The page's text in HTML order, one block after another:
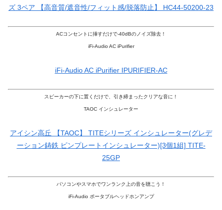
ズ 3ペア 【高音質/遮音性/フィット感/脱落防止】 HC44-50200-23
ACコンセントに挿すだけで-40dBのノイズ除去！
iFi-Audio AC iPurifier
iFi-Audio AC iPurifier IPURIFIER-AC
スピーカーの下に置くだけで、引き締まったクリアな音に！
TAOC インシュレーター
アイシン高丘 【TAOC】 TITEシリーズ インシュレーター(グレデ
ーション鋳鉄 ピンプレートインシュレーター)[3個1組] TITE-
25GP
パソコンやスマホでワンランク上の音を聴こう！
iFi-Audio ポータブルヘッドホンアンプ